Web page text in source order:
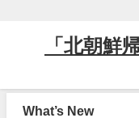
「北朝鮮
What’s New